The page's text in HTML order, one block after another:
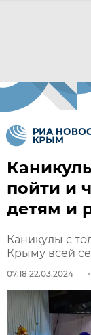
пойти и
детям и
Каникулы с
Крыму всей
07:18 22.03.2024